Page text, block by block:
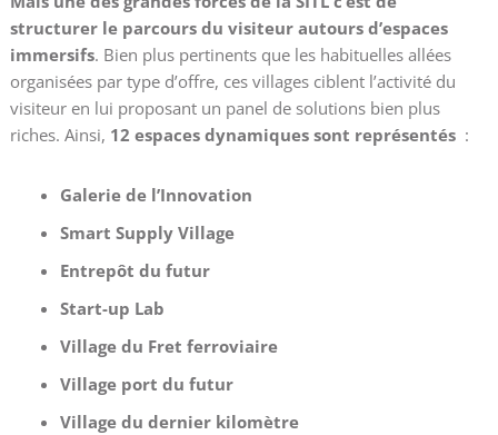
structurer le parcours du visiteur autours d’espaces
immersifs. Bien plus pertinents que les habituelles allées
organisées par type d’offre, ces villages ciblent l’activité du
visiteur en lui proposant un panel de solutions bien plus
riches. Ainsi, 12 espaces dynamiques sont représentés :
Galerie de l’Innovation
Smart Supply Village
Entrepôt du futur
Start-up Lab
Village du Fret ferroviaire
Village port du futur
Village du dernier kilomètre